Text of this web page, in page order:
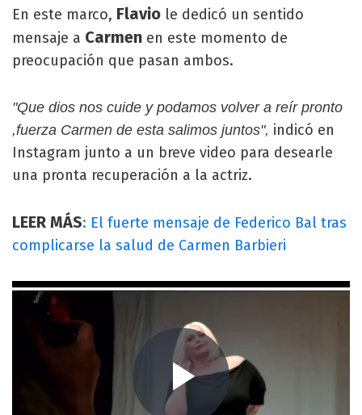
En este marco, Flavio le dedicó un sentido
mensaje a Carmen en este momento de
preocupación que pasan ambos.
"Que dios nos cuide y podamos volver a reír pronto
,fuerza Carmen de esta salimos juntos", indicó en
Instagram junto a un breve video para desearle
una pronta recuperación a la actriz.
LEER MÁS: El fuerte mensaje de Federico Bal tras
complicarse la salud de Carmen Barbieri